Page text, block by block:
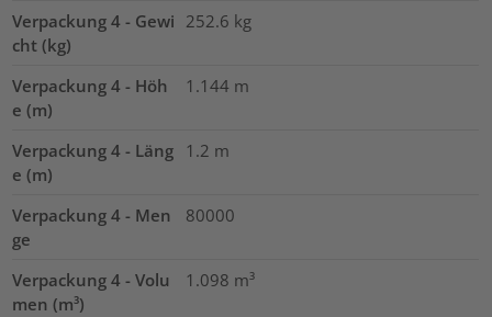
Verpackung 4 - Gewi
cht (kg)
252.6 kg
Verpackung 4 - Höh
e (m)
1.144 m
Verpackung 4 - Läng
e (m)
1.2 m
Verpackung 4 - Men
ge
80000
Verpackung 4 - Volu
men (m³)
1.098 m³